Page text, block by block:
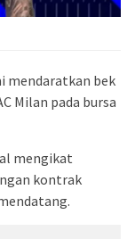
mendaratkan bek
Milan pada bursa
mengikat
kontrak